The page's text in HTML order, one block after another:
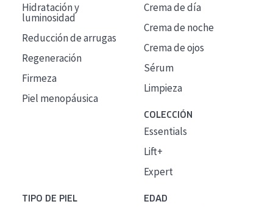
Hidratación y
luminosidad
Reducción de arrugas
Regeneración
Firmeza
Piel menopáusica
Crema de día
Crema de noche
Crema de ojos
Sérum
Limpieza
COLECCIÓN
Essentials
Lift+
Expert
TIPO DE PIEL EDAD